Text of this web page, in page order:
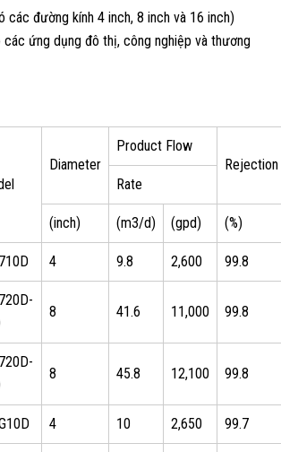
các đường kính 4 inch, 8 inch và 16 inch)
ứng dụng đô thị, công nghiệp và thương
Diameter
Product Flow
Rejection
Rate
(inch) (m3/d) (gpd) (%)
4 9.8 2,600 99.8
8 41.6 11,000 99.8
8 45.8 12,100 99.8
4 10 2,650 99.7